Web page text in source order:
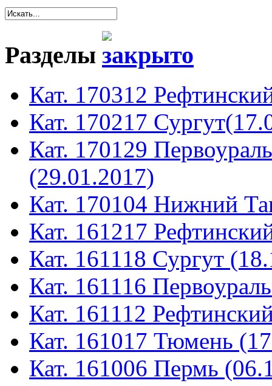
Разделы
Кат. 170312
Кат. 170217
Кат. 170129
(29.01.2017)
Кат. 170104 Нижний
Кат. 161217
Кат. 161118 Сургут
Кат. 161116
Кат. 161112
Кат. 161017 Тюмень
Кат. 161006 Пермь